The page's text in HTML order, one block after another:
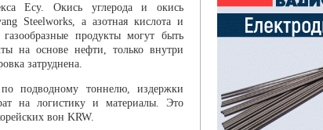
Есу. Окись углерода и окись
Steelworks, а азотная кислота и
продукты могут быть
на основе нефти, только внутри
затруднена.
подводному тоннелю, издержки
на логистику и материалы. Это
вон KRW.